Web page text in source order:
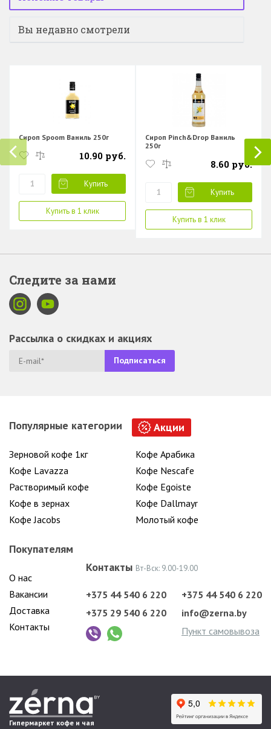
Вы недавно смотрели
Сироп Spoom Ваниль 250г
10.90 руб.
Купить
Купить в 1 клик
Сироп Pinch&Drop Ваниль
250г
8.60 руб.
Купить
Купить в 1 клик
Следите за нами
Рассылка о скидках и акциях
Популярные категории Акции
Зерновой кофе 1кг
Кофе Арабика
Кофе Lavazza
Кофе Nescafe
Растворимый кофе
Кофе Egoiste
Кофе в зернах
Кофе Dallmayr
Кофе Jacobs
Молотый кофе
Покупателям
О нас
Вакансии
Доставка
Контакты
Контакты Вт-Вск: 9.00-19.00
+375 44 540 6 220
+375 29 540 6 220
+375 44 540 6 220
info@zerna.by
Пункт самовывоза
Гипермаркет кофе и чая